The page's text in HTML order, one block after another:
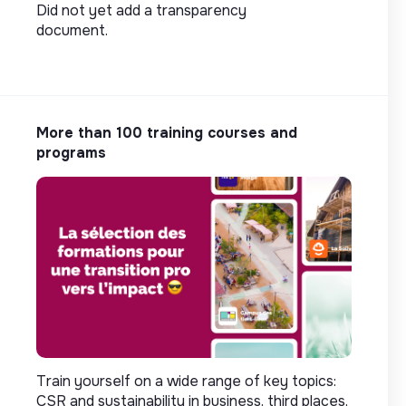
Did not yet add a transparency
document.
More than 100 training courses and
programs
Train yourself on a wide range of key topics:
CSR and sustainability in business, third places,